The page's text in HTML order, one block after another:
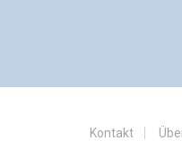
Kontakt